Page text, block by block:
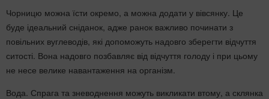
Чорницю можна їсти окремо, а можна додати у вівсянку. Це
буде ідеальний сніданок, адже ранок важливо починати з
повільних вуглеводів, які допоможуть надовго зберегти відчуття
ситості. Вона надовго позбавляє від відчуття голоду і при цьому
не несе велике навантаження на організм.
Вода. Спрага та зневоднення можуть викликати втому, а склянка